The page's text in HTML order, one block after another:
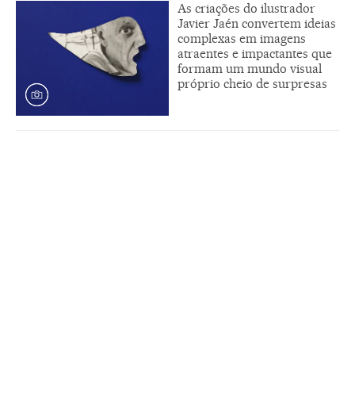
As criações do ilustrador
Javier Jaén convertem ideias
complexas em imagens
atraentes e impactantes que
formam um mundo visual
próprio cheio de surpresas